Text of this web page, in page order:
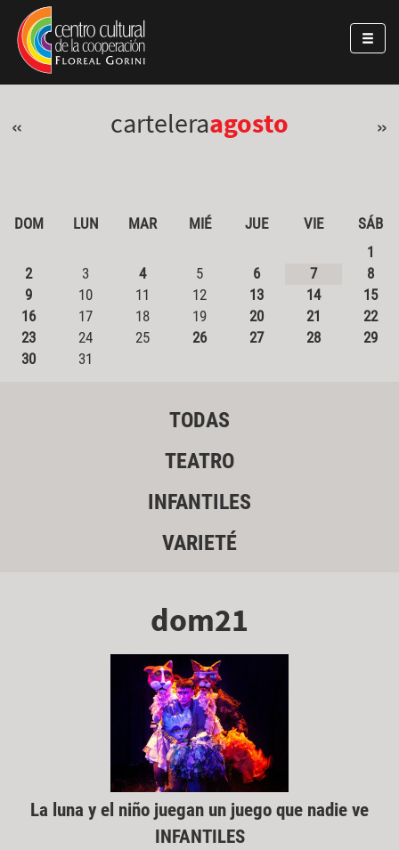
Pasar al contenido principal
Jump to main content
« carteleraagosto »
DOM LUN MAR MIÉ JUE VIE
SÁB
1
2
3 4 5 6 7
8
9
10 11 12 13 14
15
16
17 18 19 20 21
22
23
24 25 26 27 28
29
30
31
TODAS
TEATRO
INFANTILES
VARIETÉ
dom21
La luna y el niño juegan un juego que nadie ve
INFANTILES